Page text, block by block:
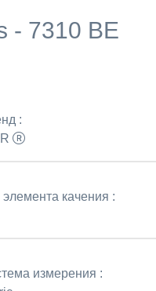
- 7310 BE
:
элемента качения :
измерения :